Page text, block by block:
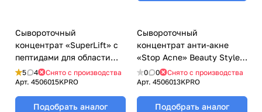
Сывороточный
концентрат «SuperLift» c
пептидами для области
вокруг глаз Beauty Style
(Бьюти Стайл) - 3 мл х 5 шт
5 4
Снято с производства
Арт. 4506015KPRO
Подобрать аналог
Сывороточный
концентрат анти-акне
«Stop Acne» Beauty Style
(Бьюти Стайл) - 3 мл х 5 шт
0 0
Снято с производства
Арт. 4506013KPRO
Подобрать аналог